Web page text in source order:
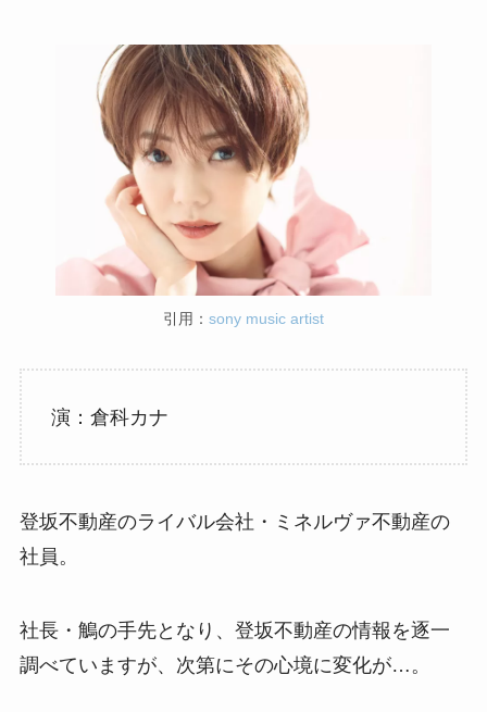
引用： sony music artist
演：倉科カナ
登坂不動産のライバル会社・ミネルヴァ不動産の
社員。
社長・鵤の手先となり、登坂不動産の情報を逐一
調べていますが、次第にその心境に変化が…。